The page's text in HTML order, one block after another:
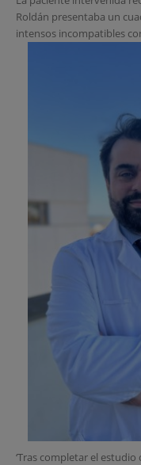
Roldán presentaba un
intensos incompatibles
‘Tras completar el